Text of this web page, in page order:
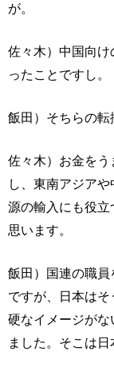
が。
佐々木）中国向
ったことですし。
飯田）そちらの転
佐々木）お金を
し、東南アジア
源の輸入にも役立
思います。
飯田）国連の職
ですが、日本は
硬なイメージが
ました。そこは日